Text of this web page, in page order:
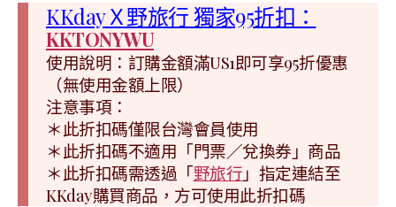
KKdayＸ野旅行 獨家95折扣：
KKTONYWU
使用說明：訂購金額滿US1即可享95折優惠
（無使用金額上限）
注意事項：
＊此折扣碼僅限台灣會員使用
＊此折扣碼不適用「門票／兌換券」商品
＊此折扣碼需透過「野旅行 」指定連結至
KKday購買商品，方可使用此折扣碼